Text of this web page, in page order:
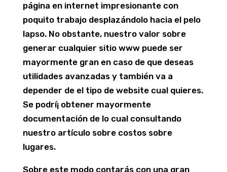
página en internet impresionante con
poquito trabajo desplazándolo hacia el pelo
lapso. No obstante, nuestro valor sobre
generar cualquier sitio www puede ser
mayormente gran en caso de que deseas
utilidades avanzadas y también va a
depender de el tipo de website cual quieres.
Se podrí¡ obtener mayormente
documentación de lo cual consultando
nuestro artículo sobre costos sobre
lugares.
Sobre este modo contarás con una gran